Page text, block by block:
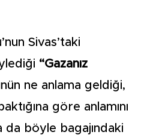
Sivas’taki
“Gazanız
ne anlama geldiği,
göre anlamını
böyle bagajındaki